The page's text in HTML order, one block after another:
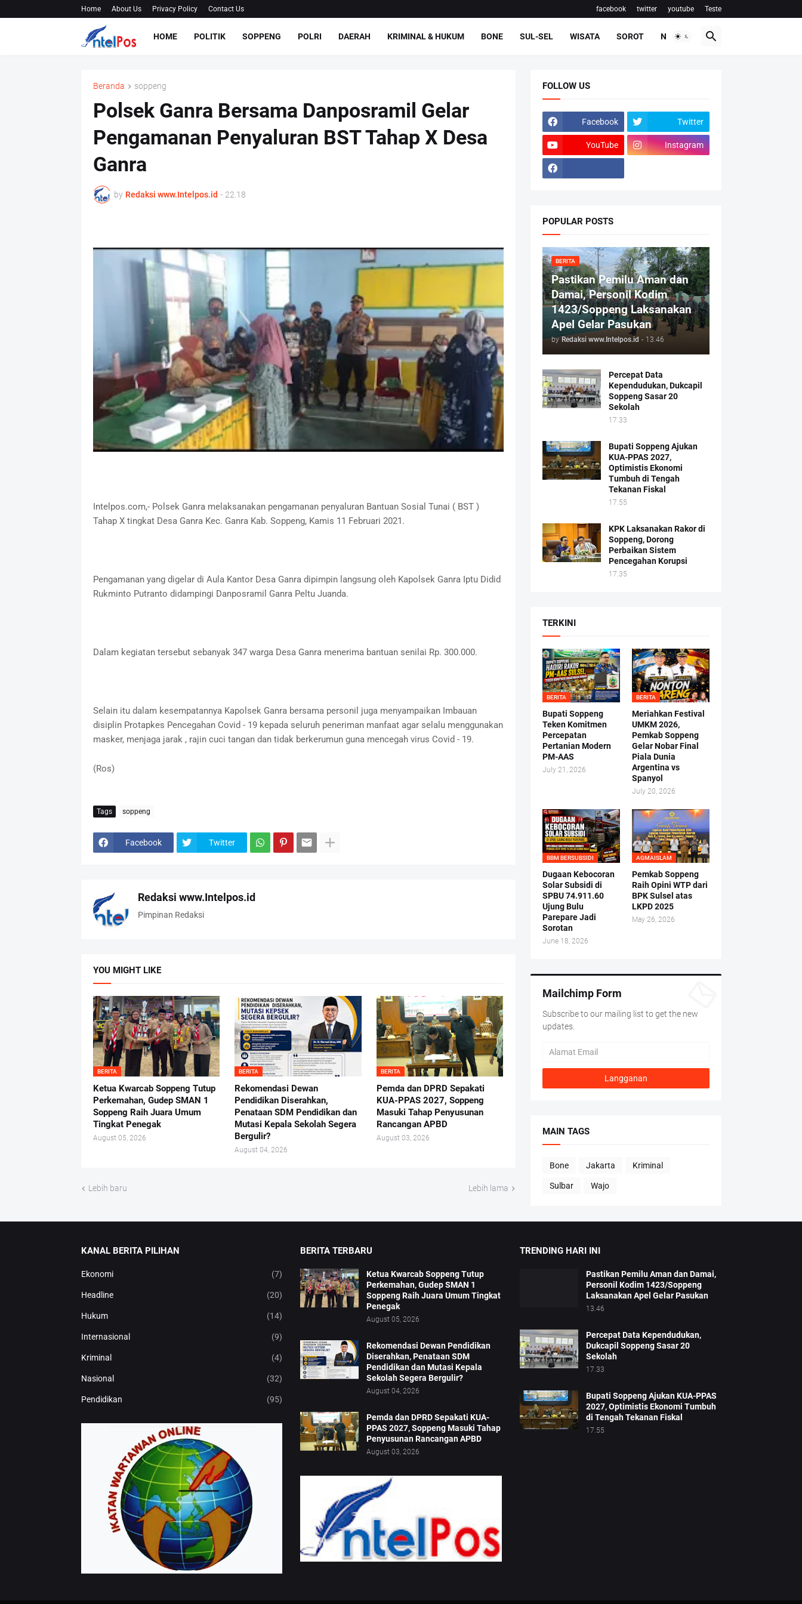
Home About Us Privacy Policy Contact Us facebook twitter youtube Teste
HOME POLITIK SOPPENG POLRI DAERAH KRIMINAL & HUKUM BONE SUL-SEL WISATA SOROT NASIONAL
Beranda soppeng
Polsek Ganra Bersama Danposramil Gelar
Pengamanan Penyaluran BST Tahap X Desa
Ganra
by Redaksi www.Intelpos.id - 22.18
Intelpos.com,- Polsek Ganra melaksanakan pengamanan penyaluran Bantuan Sosial Tunai ( BST )
Tahap X tingkat Desa Ganra Kec. Ganra Kab. Soppeng, Kamis 11 Februari 2021.
Pengamanan yang digelar di Aula Kantor Desa Ganra dipimpin langsung oleh Kapolsek Ganra Iptu Didid
Rukminto Putranto didampingi Danposramil Ganra Peltu Juanda.
Dalam kegiatan tersebut sebanyak 347 warga Desa Ganra menerima bantuan senilai Rp. 300.000.
Selain itu dalam kesempatannya Kapolsek Ganra bersama personil juga menyampaikan Imbauan
disiplin Protapkes Pencegahan Covid - 19 kepada seluruh peneriman manfaat agar selalu menggunakan
masker, menjaga jarak , rajin cuci tangan dan tidak berkerumun guna mencegah virus Covid - 19.
(Ros)
Tags soppeng
Facebook Twitter
Redaksi www.Intelpos.id
Pimpinan Redaksi
YOU MIGHT LIKE
BERITA
Ketua Kwarcab Soppeng Tutup
Perkemahan, Gudep SMAN 1
Soppeng Raih Juara Umum
Tingkat Penegak
August 05, 2026
BERITA
Rekomendasi Dewan
Pendidikan Diserahkan,
Penataan SDM Pendidikan dan
Mutasi Kepala Sekolah Segera
Bergulir?
August 04, 2026
BERITA
Pemda dan DPRD Sepakati
KUA-PPAS 2027, Soppeng
Masuki Tahap Penyusunan
Rancangan APBD
August 03, 2026
Lebih baru Lebih lama
FOLLOW US
Facebook Twitter
YouTube Instagram
POPULAR POSTS
BERITA
Pastikan Pemilu Aman dan
Damai, Personil Kodim
1423/Soppeng Laksanakan
Apel Gelar Pasukan
by Redaksi www.Intelpos.id - 13.46
Percepat Data
Kependudukan, Dukcapil
Soppeng Sasar 20
Sekolah
17.33
Bupati Soppeng Ajukan
KUA-PPAS 2027,
Optimistis Ekonomi
Tumbuh di Tengah
Tekanan Fiskal
17.55
KPK Laksanakan Rakor di
Soppeng, Dorong
Perbaikan Sistem
Pencegahan Korupsi
17.35
TERKINI
BERITA
Bupati Soppeng
Teken Komitmen
Percepatan
Pertanian Modern
PM-AAS
July 21, 2026
BERITA
Meriahkan Festival
UMKM 2026,
Pemkab Soppeng
Gelar Nobar Final
Piala Dunia
Argentina vs
Spanyol
July 20, 2026
BBM BERSUBSIDI
Dugaan Kebocoran
Solar Subsidi di
SPBU 74.911.60
Ujung Bulu
Parepare Jadi
Sorotan
June 18, 2026
AGMAISLAM
Pemkab Soppeng
Raih Opini WTP dari
BPK Sulsel atas
LKPD 2025
May 26, 2026
Mailchimp Form
Subscribe to our mailing list to get the new
updates.
MAIN TAGS
Bone Jakarta Kriminal
Sulbar Wajo
KANAL BERITA PILIHAN
Ekonomi (7)
Headline (20)
Hukum (14)
Internasional (9)
Kriminal (4)
Nasional (32)
Pendidikan (95)
BERITA TERBARU
Ketua Kwarcab Soppeng Tutup
Perkemahan, Gudep SMAN 1
Soppeng Raih Juara Umum Tingkat
Penegak
August 05, 2026
Rekomendasi Dewan Pendidikan
Diserahkan, Penataan SDM
Pendidikan dan Mutasi Kepala
Sekolah Segera Bergulir?
August 04, 2026
Pemda dan DPRD Sepakati KUA-
PPAS 2027, Soppeng Masuki Tahap
Penyusunan Rancangan APBD
August 03, 2026
TRENDING HARI INI
Pastikan Pemilu Aman dan Damai,
Personil Kodim 1423/Soppeng
Laksanakan Apel Gelar Pasukan
13.46
Percepat Data Kependudukan,
Dukcapil Soppeng Sasar 20
Sekolah
17.33
Bupati Soppeng Ajukan KUA-PPAS
2027, Optimistis Ekonomi Tumbuh
di Tengah Tekanan Fiskal
17.55